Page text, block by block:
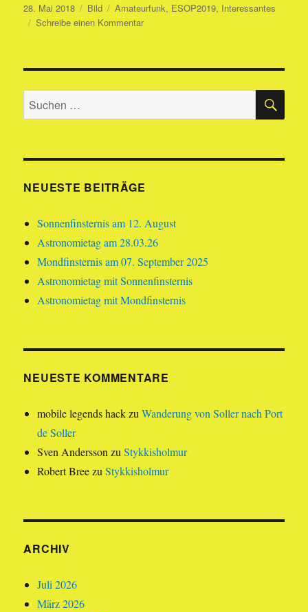
Veröffentlicht
am
28. Mai 2018 Format
Bild Kategorien
Amateurfunk, ESOP2019, Interessantes
Schreibe einen Kommentarzu
2018
Suchen
nach:
NEUESTE BEITRÄGE
Sonnenfinsternis am 12. August
Astronomietag am 28.03.26
Mondfinsternis am 07. September 2025
Astronomietag mit Sonnenfinsternis
Astronomietag mit Mondfinsternis
NEUESTE KOMMENTARE
mobile legends hackzuWanderung von Soller nach Port
de Soller
Sven Andersson zuStykkisholmur
Robert BreezuStykkisholmur
ARCHIV
Juli 2026
März 2026